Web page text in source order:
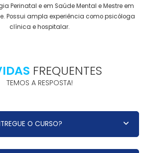
Perinatal e em Saúde Mental e Mestre em
Possui ampla experiência como psicóloga
clínica e hospitalar.
FREQUENTES
TEMOS A RESPOSTA!
O CURSO?